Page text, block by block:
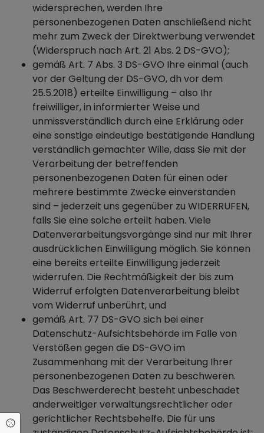
widersprechen, werden Ihre
personenbezogenen Daten anschließend nicht
mehr zum Zweck der Direktwerbung verwendet
(Widerspruch nach Art. 21 Abs. 2 DS-GVO);
gemäß Art. 7 Abs. 3 DS-GVO Ihre einmal (auch
vor der Geltung der DS-GVO, dh vor dem
25.5.2018) erteilte Einwilligung – also Ihr
freiwilliger, in informierter Weise und
unmissverständlich durch eine Erklärung oder
eine sonstige eindeutige bestätigende Handlung
verständlich gemachter Wille, dass Sie mit der
Verarbeitung der betreffenden
personenbezogenen Daten für einen oder
mehrere bestimmte Zwecke einverstanden
sind – jederzeit uns gegenüber zu WIDERRUFEN,
falls Sie eine solche erteilt haben. Viele
Datenverarbeitungsvorgänge sind nur mit Ihrer
ausdrücklichen Einwilligung möglich. Sie können
eine bereits erteilte Einwilligung jederzeit
widerrufen. Die Rechtmäßigkeit der bis zum
Widerruf erfolgten Datenverarbeitung bleibt
vom Widerruf unberührt, und
gemäß Art. 77 DS-GVO sich bei einer
Datenschutz-Aufsichtsbehörde im Falle von
Verstößen gegen die DS-GVO im
Zusammenhang mit der Verarbeitung Ihrer
personenbezogenen Daten zu beschweren.
Das Beschwerderecht besteht unbeschadet
anderweitiger verwaltungsrechtlicher oder
gerichtlicher Rechtsbehelfe. Die für uns
Cookie Einstellungen